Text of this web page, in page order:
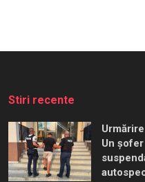
Stiri recente
Un